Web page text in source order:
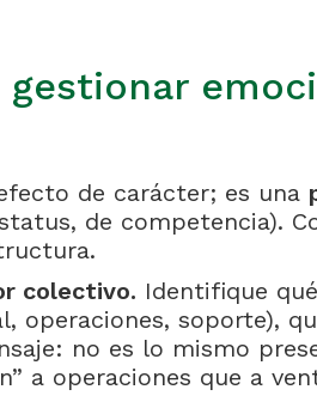
gestionar
de carácter; es una
de competencia).
colectivo. Identifique
operaciones, soporte),
no es lo mismo
a operaciones que a